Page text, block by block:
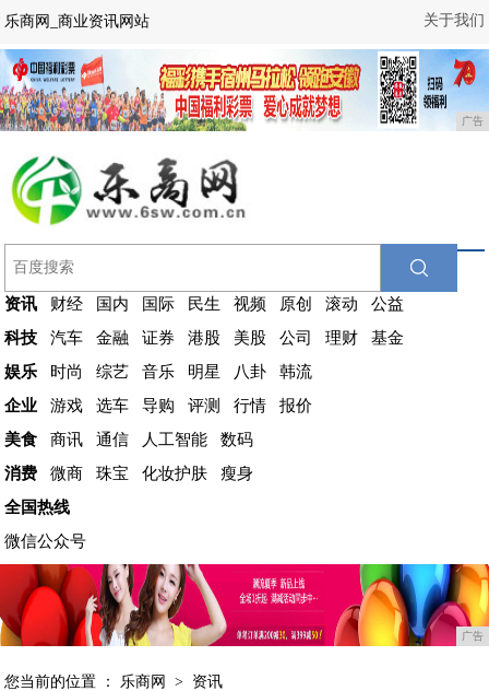
关于我们
乐商网_商业资讯网站
广告
资讯 财经 国内 国际 民生 视频 原创 滚动
公益
科技
汽车 金融 证券 港股 美股 公司 理财
基金
娱乐
时尚 综艺 音乐 明星 八卦
韩流
企业
游戏 选车 导购 评测 行情
报价
美食
商讯 通信 人工智能
数码
消费
微商 珠宝 化妆护肤
瘦身
全国热线
微信公众号
广告
您当前的位置 ： 乐商网 > 资讯